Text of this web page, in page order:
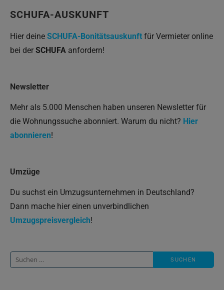
SCHUFA-AUSKUNFT
Hier deine SCHUFA-Bonitätsauskunft für Vermieter online
bei der SCHUFA anfordern!
Newsletter
Mehr als 5.000 Menschen haben unseren Newsletter für
die Wohnungssuche abonniert. Warum du nicht? Hier
abonnieren!
Umzüge
Du suchst ein Umzugsunternehmen in Deutschland?
Dann mache hier einen unverbindlichen
Umzugspreisvergleich!
Suche